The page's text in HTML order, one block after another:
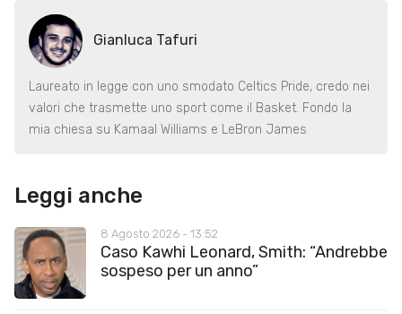
Gianluca Tafuri
Laureato in legge con uno smodato Celtics Pride, credo nei
valori che trasmette uno sport come il Basket. Fondo la
mia chiesa su Kamaal Williams e LeBron James
Leggi anche
8 Agosto 2026 - 13:52
Caso Kawhi Leonard, Smith: “Andrebbe
sospeso per un anno”